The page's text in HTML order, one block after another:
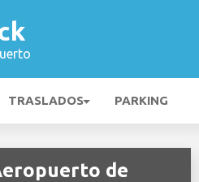
TRASLADOS PARKING
de